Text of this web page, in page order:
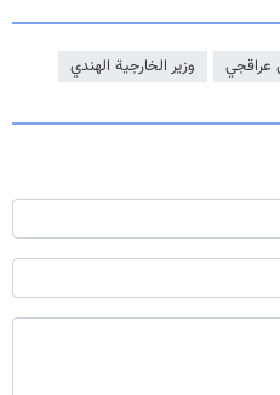
عراقجي وزير الخارجية الهندي